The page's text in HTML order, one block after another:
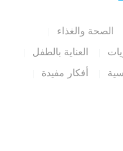
الصحة والغذاء
العناية بالطفل
أفكار مفيدة